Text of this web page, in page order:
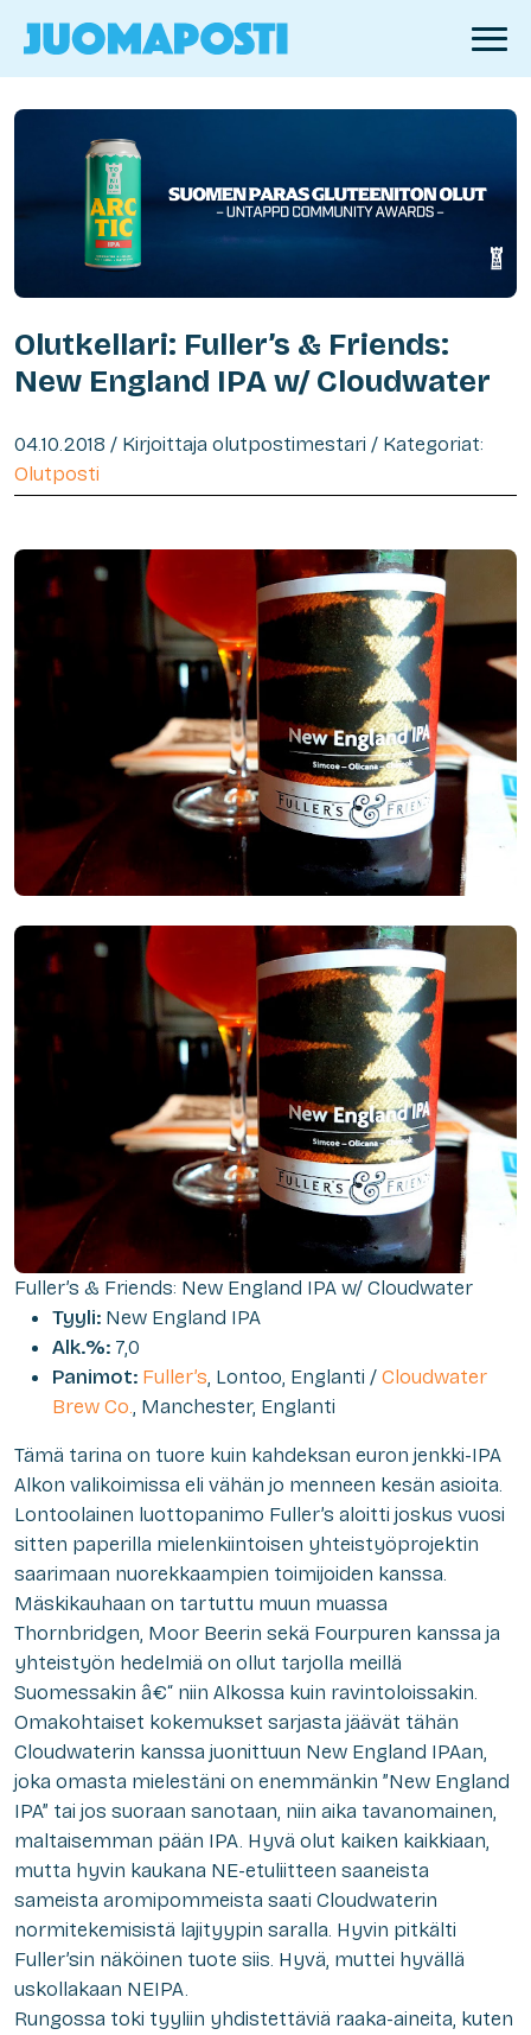
Olutkellari: Fuller’s & Friends:
New England IPA w/ Cloudwater
04.10.2018 / Kirjoittaja olutpostimestari / Kategoriat:
Olutposti
Fuller’s & Friends: New England IPA w/ Cloudwater
Tyyli: New England IPA
Alk.%: 7,0
Panimot: Fuller’s, Lontoo, Englanti /Cloudwater
Brew Co., Manchester, Englanti
Tämä tarina on tuore kuin kahdeksan euron jenkki-IPA
Alkon valikoimissa eli vähän jo menneen kesän asioita.
Lontoolainen luottopanimo Fuller’s aloitti joskus vuosi
sitten paperilla mielenkiintoisen yhteistyöprojektin
saarimaan nuorekkaampien toimijoiden kanssa.
Mäskikauhaan on tartuttu muun muassa
Thornbridgen, Moor Beerin sekä Fourpuren kanssa ja
yhteistyön hedelmiä on ollut tarjolla meillä
Suomessakin â€“ niin Alkossa kuin ravintoloissakin.
Omakohtaiset kokemukset sarjasta jäävät tähän
Cloudwaterin kanssa juonittuun New England IPAan,
joka omasta mielestäni on enemmänkin ”New England
IPA” tai jos suoraan sanotaan, niin aika tavanomainen,
maltaisemman pään IPA. Hyvä olut kaiken kaikkiaan,
mutta hyvin kaukana NE-etuliitteen saaneista
sameista aromipommeista saati Cloudwaterin
normitekemisistä lajityypin saralla. Hyvin pitkälti
Fuller’sin näköinen tuote siis. Hyvä, muttei hyvällä
uskollakaan NEIPA.
Rungossa toki tyyliin yhdistettäviä raaka-aineita, kuten